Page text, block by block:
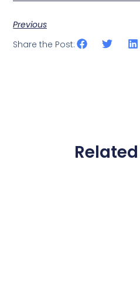
Previous
Share the Post: